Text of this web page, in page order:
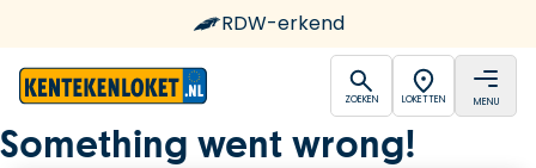
RDW-erkend
open
ZOEKEN LOKETTEN MENU
Something went wrong!